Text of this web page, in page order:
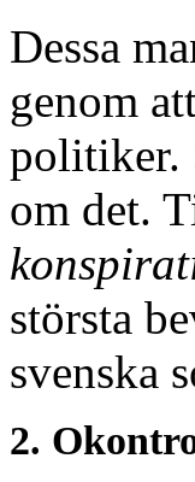
Dessa
genom
politiker.
om det.
största
svenska
2.